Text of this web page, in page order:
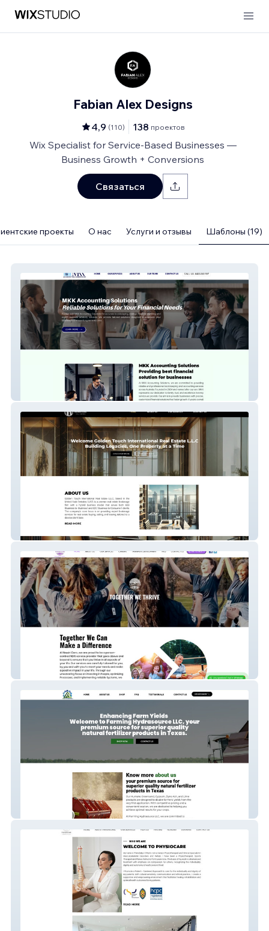
Fabian Alex Designs
4,9 (110) 138 проектов
Wix Specialist for Service-Based Businesses —
Business Growth + Conversions
Связаться
проекты О нас Услуги и отзывы Шаблоны (19)
MKK Accounting
Nawiri Care
Farming Hydrasource